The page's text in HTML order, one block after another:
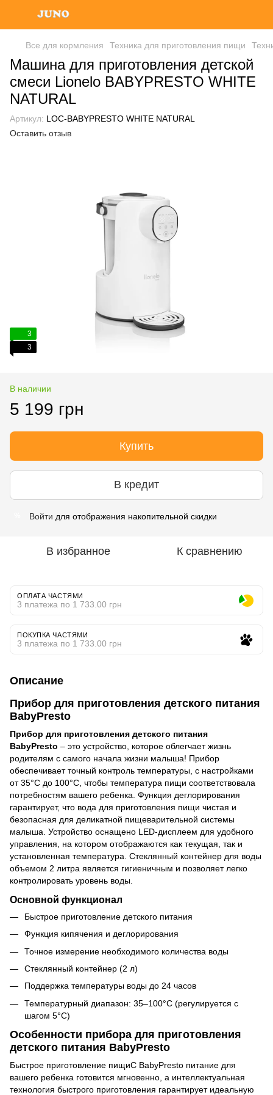
Все для кормления Техника для приготовления пищи
Машина для приготовления детской
смеси Lionelo BABYPRESTO WHITE
NATURAL
Артикул: LOC-BABYPRESTO WHITE NATURAL
Оставить отзыв
3
3
В наличии
5 199 грн
Купить
В кредит
Войти для отображения накопительной скидки
В избранное К сравнению
ОПЛАТА ЧАСТЯМИ
3 платежа по 1 733.00 грн
ПОКУПКА ЧАСТЯМИ
3 платежа по 1 733.00 грн
Описание
Прибор для приготовления детского питания
BabyPresto
Прибор для приготовления детского питания
BabyPresto – это устройство, которое облегчает жизнь
родителям с самого начала жизни малыша! Прибор
обеспечивает точный контроль температуры, с настройками
от 35°C до 100°C, чтобы температура пищи соответствовала
потребностям вашего ребенка. Функция деглорирования
гарантирует, что вода для приготовления пищи чистая и
безопасная для деликатной пищеварительной системы
малыша. Устройство оснащено LED-дисплеем для удобного
управления, на котором отображаются как текущая, так и
установленная температура. Стеклянный контейнер для воды
объемом 2 литра является гигиеничным и позволяет легко
контролировать уровень воды.
Основной функционал
Быстрое приготовление детского питания
Функция кипячения и деглорирования
Точное измерение необходимого количества воды
Стеклянный контейнер (2 л)
Поддержка температуры воды до 24 часов
Температурный диапазон: 35–100°C (регулируется с
шагом 5°C)
Особенности прибора для приготовления
детского питания BabyPresto
Быстрое приготовление пищиС BabyPresto питание для
вашего ребенка готовится мгновенно, а интеллектуальная
технология быстрого приготовления гарантирует идеальную